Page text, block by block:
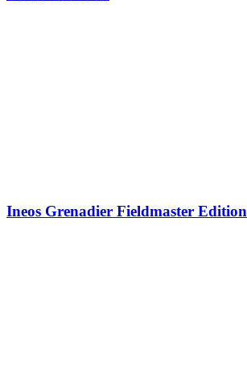
Ineos Grenadier Fieldmaster Edition